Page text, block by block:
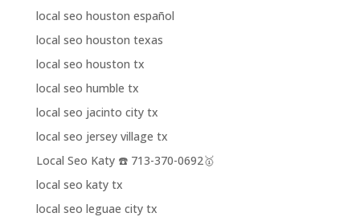
local seo houston español
local seo houston texas
local seo houston tx
local seo humble tx
local seo jacinto city tx
local seo jersey village tx
Local Seo Katy ☎️ 713-370-0692🥇
local seo katy tx
local seo leguae city tx